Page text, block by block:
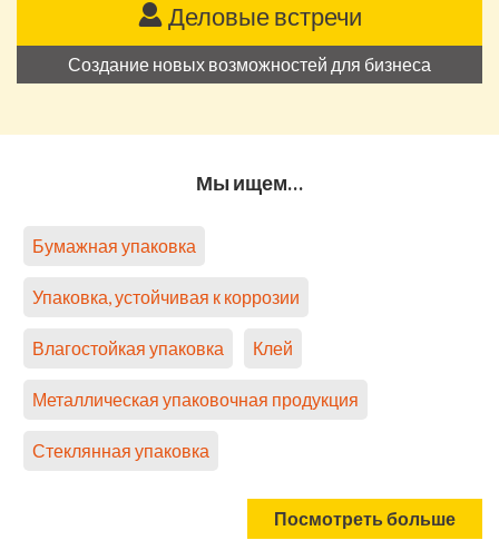
Деловые встречи
Создание новых возможностей для бизнеса
Мы ищем…
Бумажная упаковка
Упаковка, устойчивая к коррозии
Влагостойкая упаковка Клей
Металлическая упаковочная продукция
Стеклянная упаковка
Посмотреть больше